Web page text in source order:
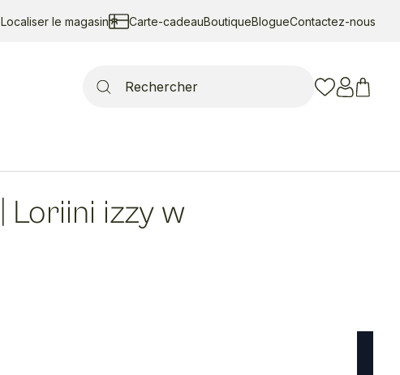
Localiser le magasin Carte-cadeauBoutiqueBlogueContactez-nous
for:
Loriini izzy w